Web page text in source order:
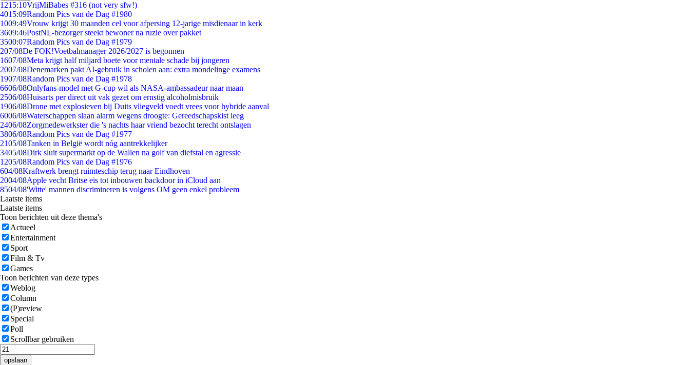
1215:10VrijMiBabes #316 (not very sfw!)
4015:09Random Pics van de Dag #1980
1009:49Vrouw krijgt 30 maanden cel voor afpersing 12-jarige misdienaar in kerk
3609:46PostNL-bezorger steekt bewoner na ruzie over pakket
3500:07Random Pics van de Dag #1979
207/08De FOK!Voetbalmanager 2026/2027 is begonnen
1607/08Meta krijgt half miljard boete voor mentale schade bij jongeren
2007/08Denemarken pakt AI-gebruik in scholen aan: extra mondelinge examens
1907/08Random Pics van de Dag #1978
6606/08Onlyfans-model met G-cup wil als NASA-ambassadeur naar maan
2506/08Huisarts per direct uit vak gezet om ernstig alcoholmisbruik
1906/08Drone met explosieven bij Duits vliegveld voedt vrees voor hybride aanval
6006/08Waterschappen slaan alarm wegens droogte: Gereedschapskist leeg
2406/08Zorgmedewerkster die 's nachts haar vriend bezocht terecht ontslagen
3806/08Random Pics van de Dag #1977
2105/08Tanken in België wordt nóg aantrekkelijker
3405/08Dirk sluit supermarkt op de Wallen na golf van diefstal en agressie
1205/08Random Pics van de Dag #1976
604/08Kraftwerk brengt ruimteschip terug naar Eindhoven
2004/08Apple vecht Britse eis tot inbouwen backdoor in iCloud aan
8504/08'Witte' mannen discrimineren is volgens OM geen enkel probleem
Laatste items
Laatste items
Toon berichten uit deze thema's
Actueel
Entertainment
Sport
Film & Tv
Games
Toon berichten van deze types
Weblog
Column
(P)review
Special
Poll
Scrollbar gebruiken
opslaan